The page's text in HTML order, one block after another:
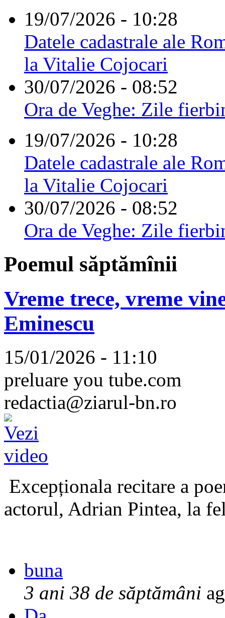
19/07/2026 - 10:28
Datele cadastrale ale
la Vitalie Cojocari
30/07/2026 - 08:52
Ora de Veghe: Zile
19/07/2026 - 10:28
Datele cadastrale ale
la Vitalie Cojocari
30/07/2026 - 08:52
Ora de Veghe: Zile
Poemul săptămînii
Vreme trece, vreme
Eminescu
15/01/2026 - 11:10
preluare you tube.com
redactia@ziarul-bn.ro
Excepționala recitare a
actorul, Adrian Pintea, la
buna
3 ani 38 de săptămâni